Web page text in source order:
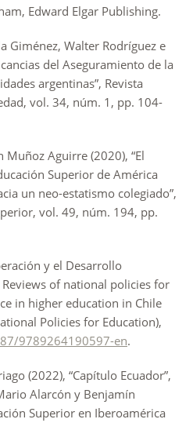
Edward Elgar Publishing.
Giménez, Walter Rodríguez e
del Aseguramiento de la
argentinas”, Revista
vol. 34, núm. 1, pp. 104-
Muñoz Aguirre (2020), “El
Superior de América
un neo-estatismo colegiado”,
vol. 49, núm. 194, pp.
y el Desarrollo
Reviews of national policies for
in higher education in Chile
Policies for Education),
9789264190597-en.
(2022), “Capítulo Ecuador”,
Alarcón y Benjamín
Superior en Iberoamérica